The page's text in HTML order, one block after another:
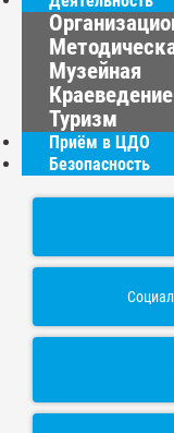
Музейная
Краеведение
Туризм
Приём в ЦДО
Безопасность